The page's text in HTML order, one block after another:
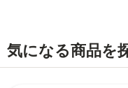
気になる商品を